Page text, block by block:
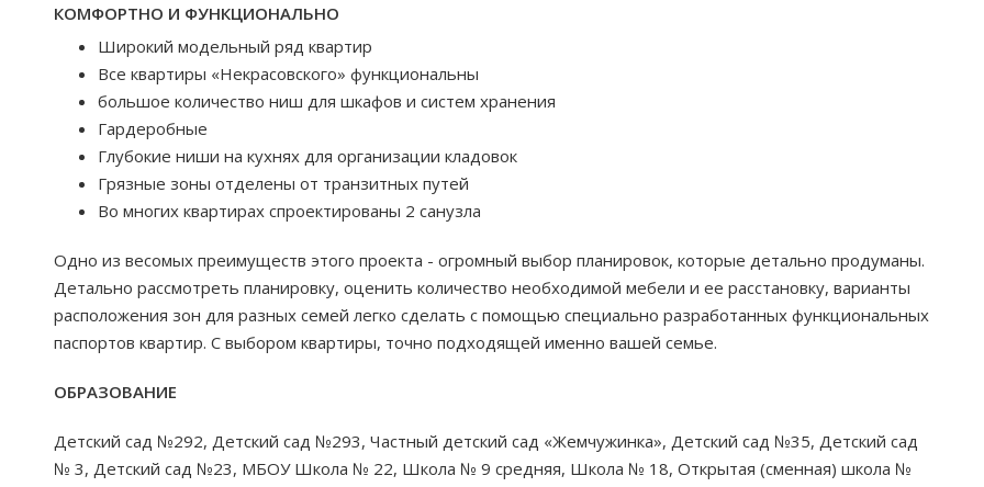
КОМФОРТНО И ФУНКЦИОНАЛЬНО
Широкий модельный ряд квартир
Все квартиры «Некрасовского» функциональны
большое количество ниш для шкафов и систем хранения
Гардеробные
Глубокие ниши на кухнях для организации кладовок
Грязные зоны отделены от транзитных путей
Во многих квартирах спроектированы 2 санузла
Одно из весомых преимуществ этого проекта - огромный выбор планировок, которые детально продуманы.
Детально рассмотреть планировку, оценить количество необходимой мебели и ее расстановку, варианты
расположения зон для разных семей легко сделать с помощью специально разработанных функциональных
паспортов квартир. С выбором квартиры, точно подходящей именно вашей семье.
ОБРАЗОВАНИЕ
Детский сад №292, Детский сад №293, Частный детский сад «Жемчужинка», Детский сад №35, Детский сад
№ 3, Детский сад №23, МБОУ Школа № 22, Школа № 9 средняя, Школа № 18, Открытая (сменная) школа №